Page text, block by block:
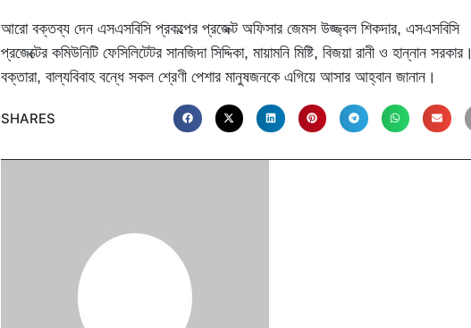
আরো বক্তব্য দেন এসএসবিসি প্রকল্পের প্রজেক্ট অফিসার জেমস উজ্জ্বল শিকদার, এসএসবিসি
প্রজেক্টের কমিউনিটি ফেসিলিটেটর সানজিদা সিদ্দিকা, মায়ামনি মিষ্টি, বিজয়া রানী ও হান্নান সরকার।
বক্তারা, বাল্যবিবাহ বন্ধে সকল শ্রেণী পেশার মানুষজনকে এগিয়ে আসার আহ্বান জানান।
SHARES